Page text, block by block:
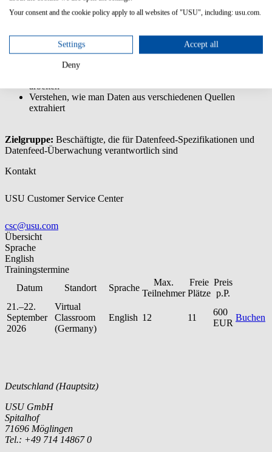
damit arbeiten
Vorlagen, Präprozessoren und Prozessspezifikationen
verstehen
arbeiten
Verstehen, wie man Daten aus verschiedenen Quellen
extrahiert
Zielgruppe: Beschäftigte, die für Datenfeed-Spezifikationen und
Datenfeed-Überwachung verantwortlich sind
Kontakt
USU Customer Service Center
csc@usu.com
Übersicht
Sprache
English
Trainingstermine
Datum
Standort Sprache
Max.
Teilnehmer
Freie
Plätze
Preis
p.P.
21.–22.
September
2026
Virtual
Classroom
(Germany)
English 12 11
600
EUR
Buchen
Deutschland (Hauptsitz)
USU GmbH
Spitalhof
71696 Möglingen
Tel.: +49 714 14867 0
Your consent and the cookie policy apply to all websites of "USU", including: usu.com.
Settings Accept all
Deny